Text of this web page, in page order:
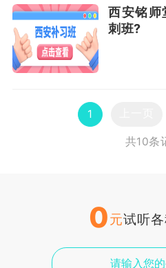
西安铭师
刺班?
1
共10条
0元试听